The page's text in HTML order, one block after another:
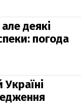
деякі
погода